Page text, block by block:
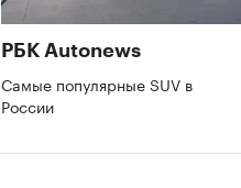
РБК Autonews
Самые популярные SUV в
России